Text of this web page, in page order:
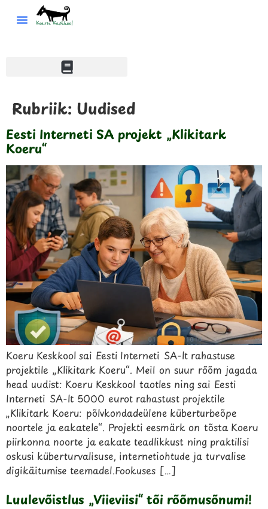
Rubriik: Uudised
Eesti Interneti SA projekt „Klikitark
Koeru“
Koeru Keskkool sai Eesti Interneti SA-lt rahastuse
projektile „Klikitark Koeru“. Meil on suur rõõm jagada
head uudist: Koeru Keskkool taotles ning sai Eesti
Interneti SA-lt 5000 eurot rahastust projektile
„Klikitark Koeru: põlvkondadeülene küberturbeõpe
noortele ja eakatele“. Projekti eesmärk on tõsta Koeru
piirkonna noorte ja eakate teadlikkust ning praktilisi
oskusi küberturvalisuse, internetiohtude ja turvalise
digikäitumise teemadel.Fookuses […]
Luulevõistlus „Viieviisi“ tõi rõõmusõnumi!